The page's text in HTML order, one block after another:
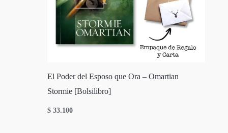
El Poder del Esposo que Ora – Omartian
Stormie [Bolsilibro]
$ 33.100